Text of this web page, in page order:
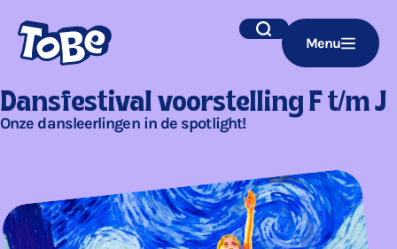
Navigatie
overslaan
Zoek Menu
Dansfestival voorstelling F t/m J
Onze dansleerlingen in de spotlight!